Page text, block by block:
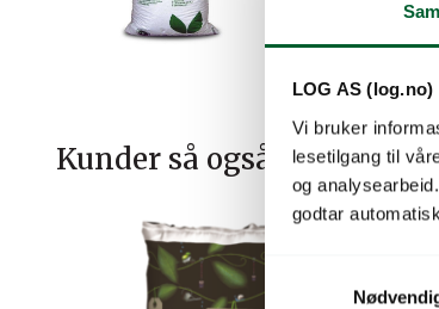
LOG AS
Vi bruker
lesetilgang til
og
godtar
S
a
Kunder så også på